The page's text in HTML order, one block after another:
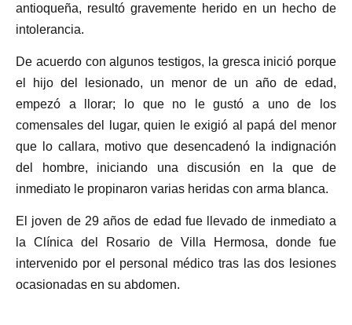
antioqueña, resultó gravemente herido en un hecho de
intolerancia.
De acuerdo con algunos testigos, la gresca inició porque
el hijo del lesionado, un menor de un año de edad,
empezó a llorar; lo que no le gustó a uno de los
comensales del lugar, quien le exigió al papá del menor
que lo callara, motivo que desencadenó la indignación
del hombre, iniciando una discusión en la que de
inmediato le propinaron varias heridas con arma blanca.
El joven de 29 años de edad fue llevado de inmediato a
la Clínica del Rosario de Villa Hermosa, donde fue
intervenido por el personal médico tras las dos lesiones
ocasionadas en su abdomen.